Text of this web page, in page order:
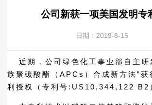
公司新获一项美国发明专
日期：2019-8-15
近期，公司绿色化工事业部自主研
族聚碳酸酯（APCs）合成新方法”获
利授权（专利号:US10,344,122 B2